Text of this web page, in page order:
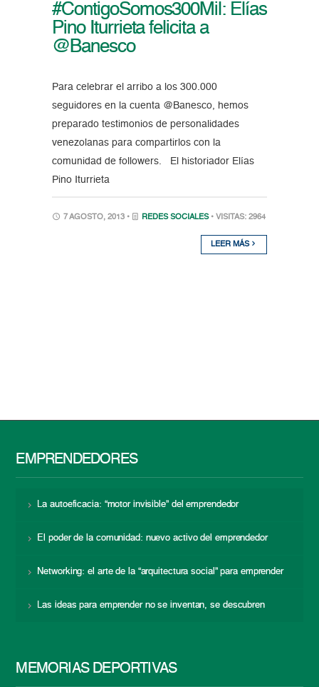
#ContigoSomos300Mil: Elías
Pino Iturrieta felicita a
@Banesco
Para celebrar el arribo a los 300.000
seguidores en la cuenta @Banesco, hemos
preparado testimonios de personalidades
venezolanas para compartirlos con la
comunidad de followers. El historiador Elías
Pino Iturrieta
7 AGOSTO, 2013 • REDES SOCIALES • VISITAS: 2964
LEER MÁS
EMPRENDEDORES
La autoeficacia: “motor invisible” del emprendedor
El poder de la comunidad: nuevo activo del emprendedor
Networking: el arte de la “arquitectura social” para emprender
Las ideas para emprender no se inventan, se descubren
MEMORIAS DEPORTIVAS